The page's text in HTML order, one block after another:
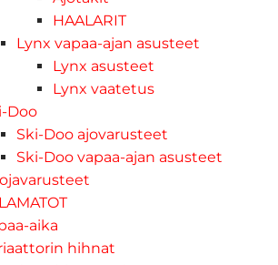
HAALARIT
Lynx vapaa-ajan asusteet
Lynx asusteet
Lynx vaatetus
Doo
Ski-Doo ajovarusteet
Ski-Doo vapaa-ajan asusteet
aika
hihnat